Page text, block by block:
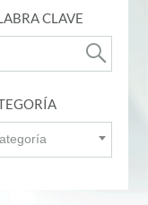
CLAVE